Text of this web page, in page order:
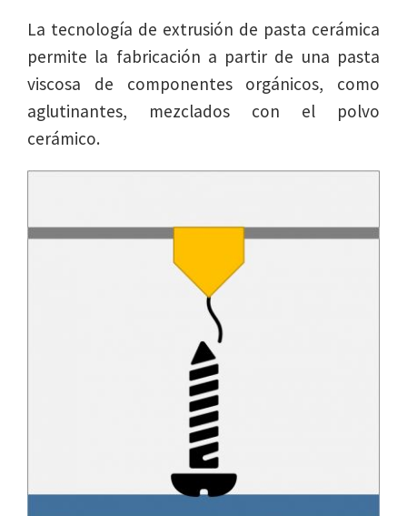
La tecnología de extrusión de pasta cerámica
permite la fabricación a partir de una pasta
viscosa de componentes orgánicos, como
aglutinantes, mezclados con el polvo
cerámico.